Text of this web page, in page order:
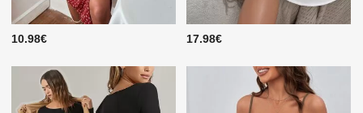
10.98€ 17.98€